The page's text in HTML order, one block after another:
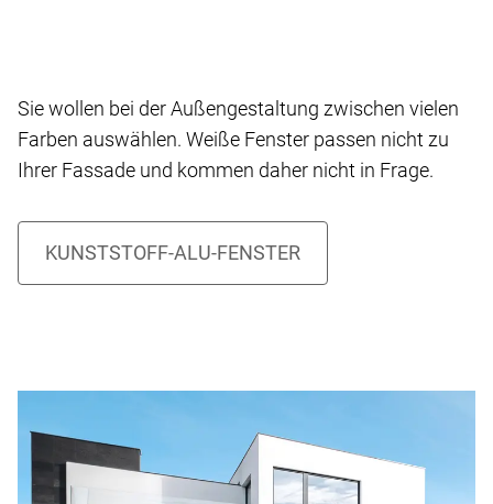
Sie wollen bei der Außengestaltung zwischen vielen
Farben auswählen. Weiße Fenster passen nicht zu
Ihrer Fassade und kommen daher nicht in Frage.